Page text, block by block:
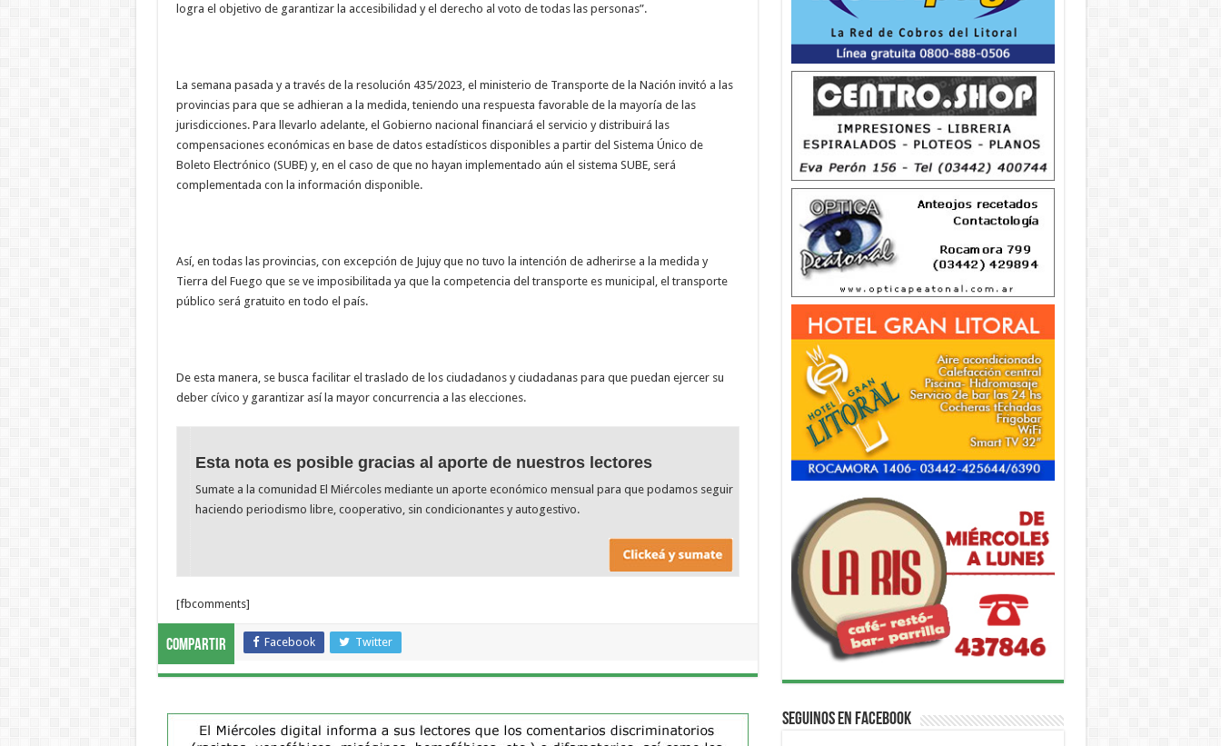
logra el objetivo de garantizar la accesibilidad y el derecho al voto de todas las personas”.
La semana pasada y a través de la resolución 435/2023, el ministerio de Transporte de la Nación invitó a las
provincias para que se adhieran a la medida, teniendo una respuesta favorable de la mayoría de las
jurisdicciones. Para llevarlo adelante, el Gobierno nacional financiará el servicio y distribuirá las
compensaciones económicas en base de datos estadísticos disponibles a partir del Sistema Único de
Boleto Electrónico (SUBE) y, en el caso de que no hayan implementado aún el sistema SUBE, será
complementada con la información disponible.
Así, en todas las provincias, con excepción de Jujuy que no tuvo la intención de adherirse a la medida y
Tierra del Fuego que se ve imposibilitada ya que la competencia del transporte es municipal, el transporte
público será gratuito en todo el país.
De esta manera, se busca facilitar el traslado de los ciudadanos y ciudadanas para que puedan ejercer su
deber cívico y garantizar así la mayor concurrencia a las elecciones.
Esta nota es posible gracias al aporte de nuestros lectores
Sumate a la comunidad El Miércoles mediante un aporte económico mensual para que podamos seguir
haciendo periodismo libre, cooperativo, sin condicionantes y autogestivo.
[fbcomments]
Compartir Facebook Twitter
Seguinos en Facebook